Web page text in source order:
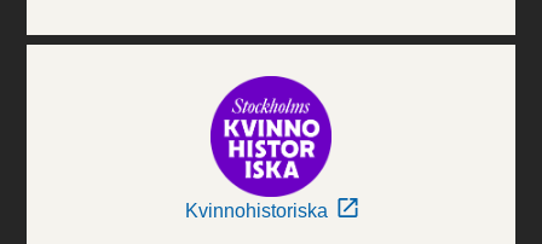
Kvinnohistoriska